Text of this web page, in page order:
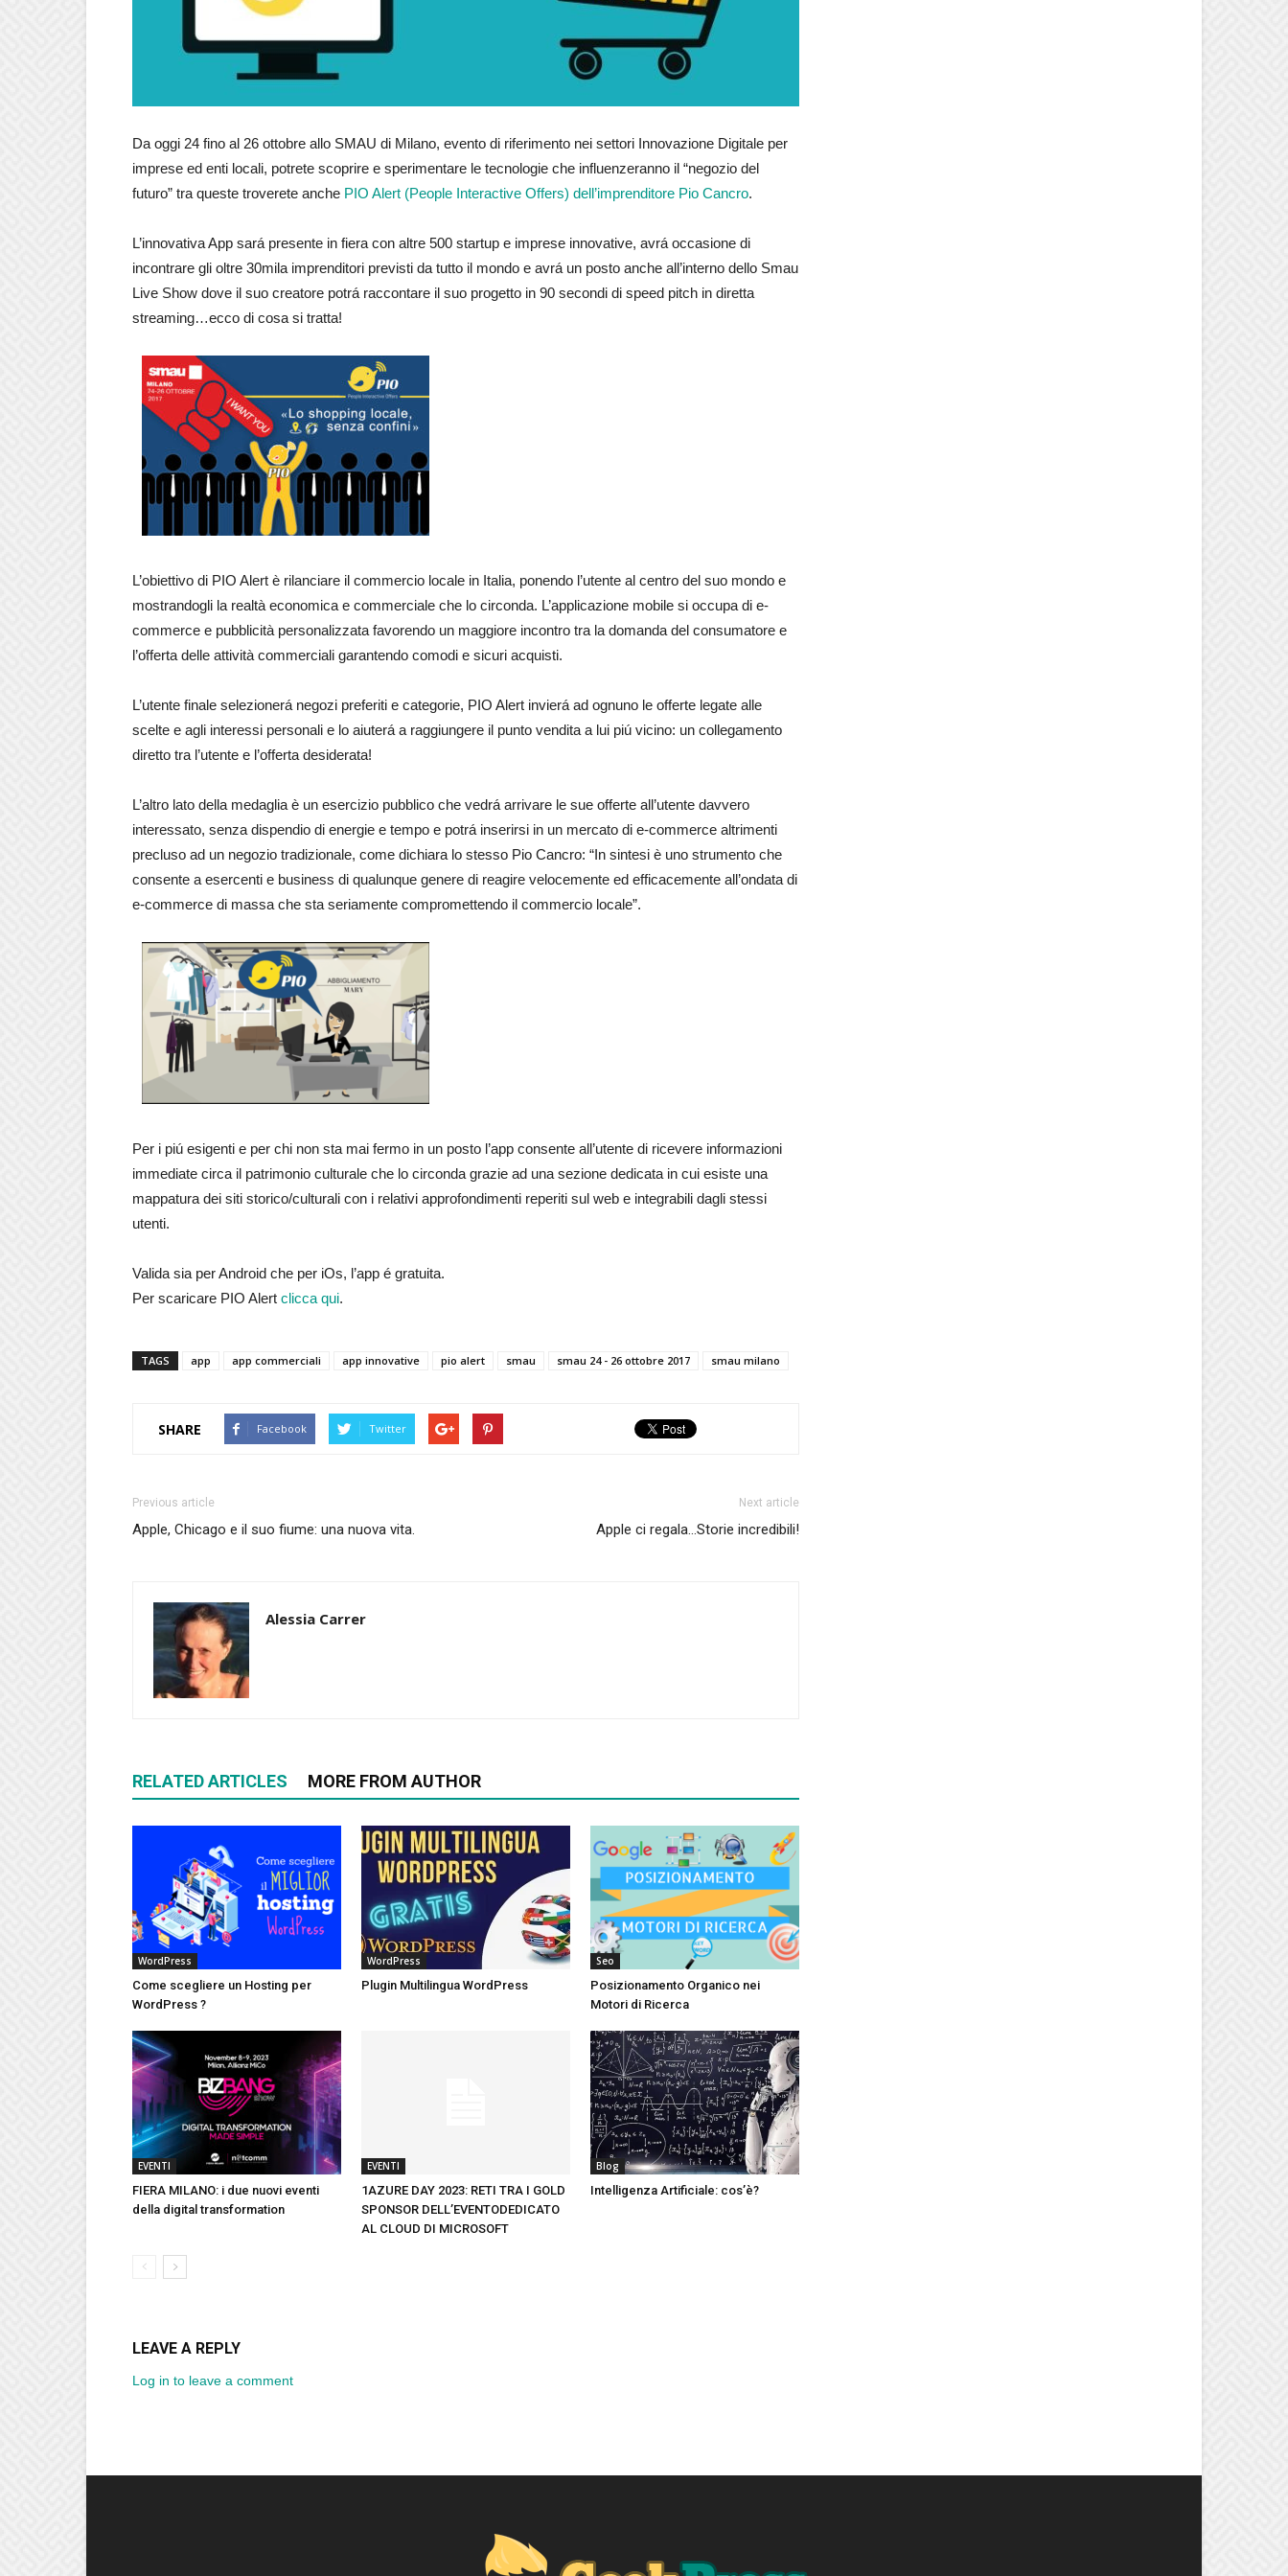
Da oggi 24 fino al 26 ottobre allo SMAU di Milano, evento di riferimento nei settori Innovazione Digitale per
imprese ed enti locali, potrete scoprire e sperimentare le tecnologie che influenzeranno il “negozio del
futuro” tra queste troverete anche PIO Alert (People Interactive Offers) dell’imprenditore Pio Cancro.
L’innovativa App sará presente in fiera con altre 500 startup e imprese innovative, avrá occasione di
incontrare gli oltre 30mila imprenditori previsti da tutto il mondo e avrá un posto anche all’interno dello Smau
Live Show dove il suo creatore potrá raccontare il suo progetto in 90 secondi di speed pitch in diretta
streaming…ecco di cosa si tratta!
L’obiettivo di PIO Alert è rilanciare il commercio locale in Italia, ponendo l’utente al centro del suo mondo e
mostrandogli la realtà economica e commerciale che lo circonda. L’applicazione mobile si occupa di e-
commerce e pubblicità personalizzata favorendo un maggiore incontro tra la domanda del consumatore e
l’offerta delle attività commerciali garantendo comodi e sicuri acquisti.
L’utente finale selezionerá negozi preferiti e categorie, PIO Alert invierá ad ognuno le offerte legate alle
scelte e agli interessi personali e lo aiuterá a raggiungere il punto vendita a lui piú vicino: un collegamento
diretto tra l’utente e l’offerta desiderata!
L’altro lato della medaglia è un esercizio pubblico che vedrá arrivare le sue offerte all’utente davvero
interessato, senza dispendio di energie e tempo e potrá inserirsi in un mercato di e-commerce altrimenti
precluso ad un negozio tradizionale, come dichiara lo stesso Pio Cancro: “In sintesi è uno strumento che
consente a esercenti e business di qualunque genere di reagire velocemente ed efficacemente all’ondata di
e-commerce di massa che sta seriamente compromettendo il commercio locale”.
Per i piú esigenti e per chi non sta mai fermo in un posto l’app consente all’utente di ricevere informazioni
immediate circa il patrimonio culturale che lo circonda grazie ad una sezione dedicata in cui esiste una
mappatura dei siti storico/culturali con i relativi approfondimenti reperiti sul web e integrabili dagli stessi
utenti.
Valida sia per Android che per iOs, l’app é gratuita.
Per scaricare PIO Alert clicca qui.
TAGS app app commerciali app innovative pio alert smau smau 24 - 26 ottobre 2017 smau milano
SHARE Facebook Twitter
Previous article
Apple, Chicago e il suo fiume: una nuova vita.
Next article
Apple ci regala…Storie incredibili!
Alessia Carrer
RELATED ARTICLES MORE FROM AUTHOR
WordPress
Come scegliere un Hosting per
WordPress ?
WordPress
Plugin Multilingua WordPress
Seo
Posizionamento Organico nei
Motori di Ricerca
EVENTI
FIERA MILANO: i due nuovi eventi
della digital transformation
EVENTI
1AZURE DAY 2023: RETI TRA I GOLD
SPONSOR DELL’EVENTODEDICATO
AL CLOUD DI MICROSOFT
Blog
Intelligenza Artificiale: cos’è?
LEAVE A REPLY
Log in to leave a comment